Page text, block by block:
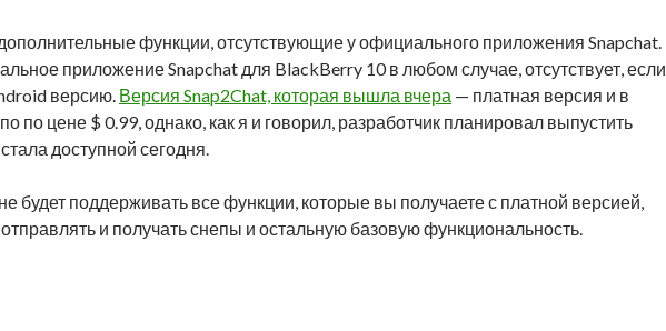
функции, отсутствующие у официального приложения Snapchat.
приложение Snapchat для BlackBerry 10 в любом случае, отсутствует, если
версию. Версия Snap2Chat, которая вышла вчера — платная версия и в
по цене $ 0.99, однако, как я и говорил, разработчик планировал выпустить
доступной сегодня.
будет поддерживать все функции, которые вы получаете с платной версией,
и получать снепы и остальную базовую функциональность.